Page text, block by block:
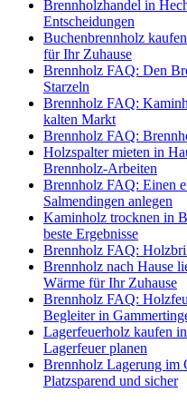
Brennholzhandel in
Entscheidungen
Buchenbrennholz
für Ihr Zuhause
Brennholz FAQ: Den
Starzeln
Brennholz FAQ:
kalten Markt
Brennholz FAQ:
Holzspalter mieten in
Brennholz-Arbeiten
Brennholz FAQ: Einen
Salmendingen anlegen
Kaminholz trocknen in
beste Ergebnisse
Brennholz FAQ:
Brennholz nach Hause
Wärme für Ihr Zuhause
Brennholz FAQ:
Begleiter in
Lagerfeuerholz kaufen
Lagerfeuer planen
Brennholz Lagerung im
Platzsparend und sicher